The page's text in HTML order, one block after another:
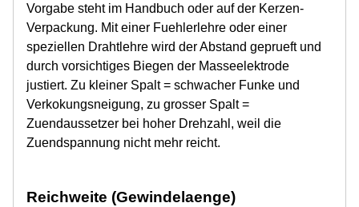
Vorgabe steht im Handbuch oder auf der Kerzen-
Verpackung. Mit einer Fuehlerlehre oder einer
speziellen Drahtlehre wird der Abstand geprueft und
durch vorsichtiges Biegen der Masseelektrode
justiert. Zu kleiner Spalt = schwacher Funke und
Verkokungsneigung, zu grosser Spalt =
Zuendaussetzer bei hoher Drehzahl, weil die
Zuendspannung nicht mehr reicht.
Reichweite (Gewindelaenge)